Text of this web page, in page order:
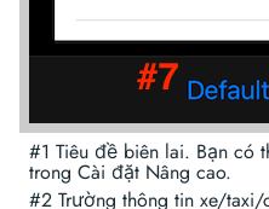
#1 Tiêu đề biên lai. Bạn có
trong Cài đặt Nâng cao.
#2 Trường thông tin xe/